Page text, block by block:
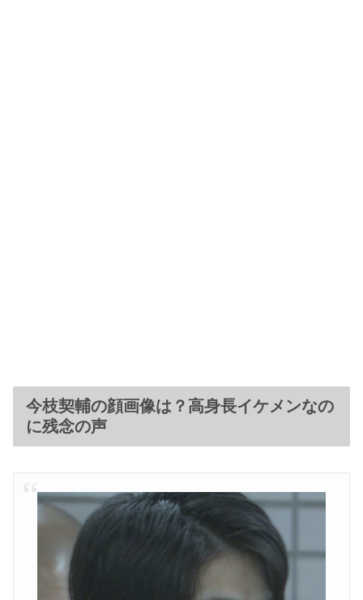
今枝契輔の顔画像は？高身長イケメンなの
に残念の声